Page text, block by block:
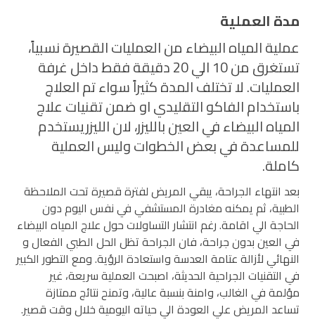
مدة العملية
عملية المياه البيضاء من العمليات القصيرة نسبياً،
تستغرق من 10 الي 20 دقيقة فقط داخل غرفة
العمليات. لا تختلف المدة كثيراً سواء تم العلاج
باستخدام الفاكو التقليدي او ضمن تقنيات علاج
المياه البيضاء في العين بالليزر، لان الليزريستخدم
للمساعدة في بعض الخطوات وليس العملية
كاملة.
بعد انتهاء الجراحة، يبقي المريض لفترة قصيرة تحت الملاحظة
الطبية، ثم يمكنه مغادرة المستشفي في نفس اليوم دون
الحاجة الي اقامة.رغم انتشار التساولات حول علاج المياه البيضاء
في العين بدون جراحة، فان الجراحة تظل الحل الطبي الفعال و
النهائي لأزالة عتامة العدسة واستعادة الرؤية. ومع التطور الكبير
في التقنيات الجراحية الحديثة، اصبحت العملية سريعة، غير
مؤلمة في الغالب، وامنة بنسبة عالية، وتمنح نتائج ممتازة
تساعد المريض علي العودة الي حياته اليومية خلال وقت قصير.